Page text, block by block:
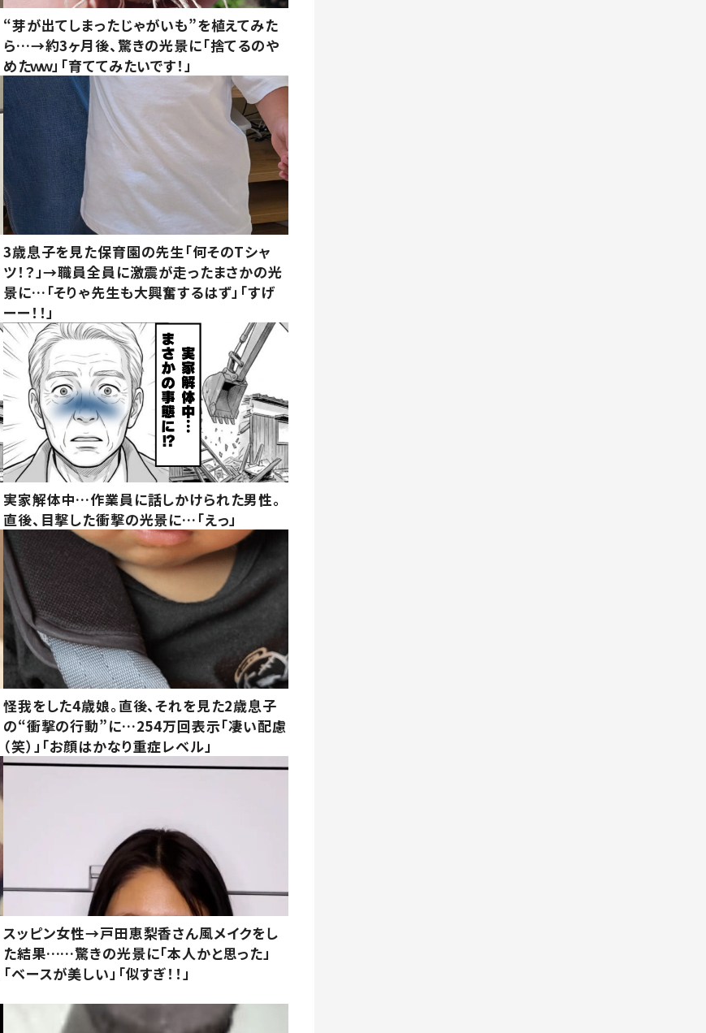
“芽が出てしまったじゃがいも”を植えてみた
ら…→約3ヶ月後、驚きの光景に「捨てるのや
めたｗｗ」「育ててみたいです！」
3歳息子を見た保育園の先生「何そのTシャ
ツ！？」→職員全員に激震が走ったまさかの光
景に…「そりゃ先生も大興奮するはず」「すげ
ーー！！」
実家解体中…作業員に話しかけられた男性。
直後、目撃した衝撃の光景に…「えっ」
怪我をした4歳娘。直後、それを見た2歳息子
の“衝撃の行動”に…254万回表示「凄い配慮
（笑）」「お顔はかなり重症レベル」
スッピン女性→戸田恵梨香さん風メイクをし
た結果……驚きの光景に「本人かと思った」
「ベースが美しい」「似すぎ！！」